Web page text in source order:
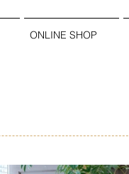
ONLINE SHOP